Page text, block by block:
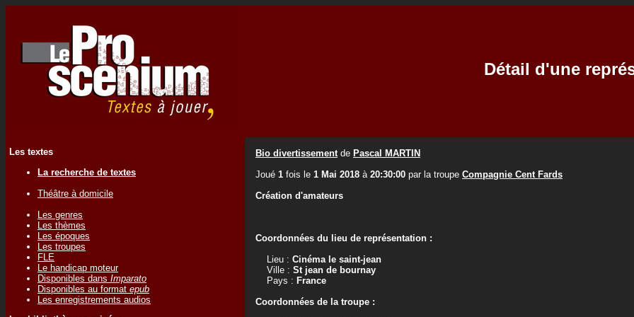
Détail d'une
Les textes
La recherche de textes
Théâtre à domicile
Les genres
Les thèmes
Les époques
Les troupes
FLE
Le handicap moteur
Disponibles dans Imparato
Disponibles au format epub
Les enregistrements audios
Bio divertissementde Pascal MARTIN
Joué 1 fois le 1 Mai 2018 à 20:30:00 par la troupe Compagnie Cent Fards
Création d'amateurs
Coordonnées du lieu de représentation :
Lieu : Cinéma le saint-jean
Ville : St jean de bournay
Pays : France
Coordonnées de la troupe :